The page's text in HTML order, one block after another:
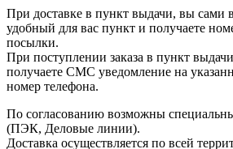
При доставке в пункт выдачи, вы сами
удобный для вас пункт и получаете
посылки.
При поступлении заказа в пункт
получаете СМС уведомление на
номер телефона.
По согласованию возможны
(ПЭК, Деловые линии).
Доставка осуществляется по всей